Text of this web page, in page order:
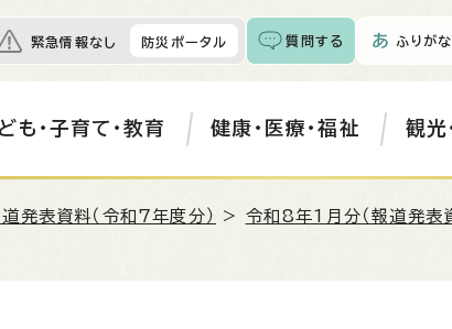
緊急情報なし 防災ポータル 質問する ふりがな
も・子育て・教育 健康・医療・福祉 観光
発表資料（令和7年度分） > 令和8年1月分（報道発表